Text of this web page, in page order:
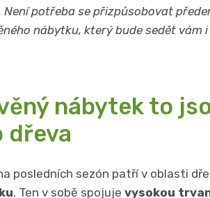
Není potřeba se přizpůsobovat
nábytku, který bude sedět vám
nábytek to
dřeva
posledních sezón patří v oblasti
. Ten v sobě spojuje vysokou